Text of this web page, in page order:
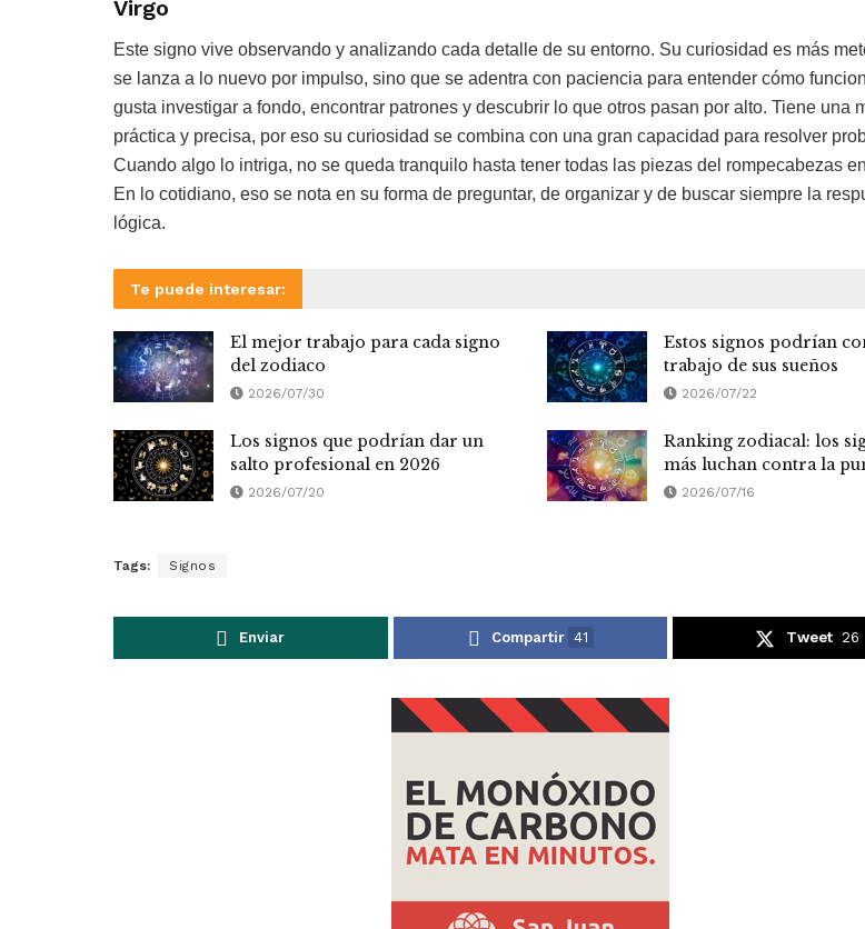
Virgo
Este signo vive observando y analizando cada detalle de su entorno. Su curiosidad es más
se lanza a lo nuevo por impulso, sino que se adentra con paciencia para entender cómo
gusta investigar a fondo, encontrar patrones y descubrir lo que otros pasan por alto. Tiene una
práctica y precisa, por eso su curiosidad se combina con una gran capacidad para resolver
Cuando algo lo intriga, no se queda tranquilo hasta tener todas las piezas del rompecabezas
En lo cotidiano, eso se nota en su forma de preguntar, de organizar y de buscar siempre la
lógica.
Te puede interesar:
El mejor trabajo para cada signo
del zodiaco
2026/07/30
Estos signos podrían
trabajo de sus sueños
2026/07/22
Los signos que podrían dar un
salto profesional en 2026
2026/07/20
Ranking zodiacal: los
más luchan contra la
2026/07/16
Tags: Signos
Enviar Compartir 41 Tweet 26